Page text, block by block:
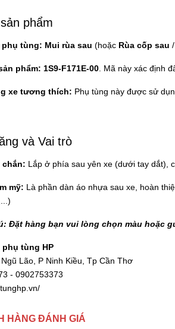
phẩm
phụ tùng: Mui rùa sau (hoặc Rùa cốp sau /
phẩm: 1S9-F171E-00 . Mã này xác định
xe tương thích: Phụ tùng này được sử
và Vai trò
chắn: Lắp ở phía sau yên xe (dưới tay dắt),
mỹ: Là phần dàn áo nhựa sau xe, hoàn
Đặt hàng bạn vui lòng chọn màu hoặc
phụ tùng HP
Lão, P Ninh Kiều, Tp Cần Thơ
- 0902753373
HÀNG ĐÁNH GIÁ